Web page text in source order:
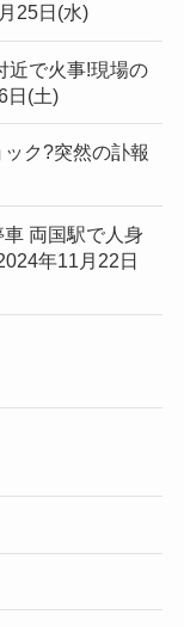
25日(水)
近で火事!現場の
日(土)
ク?突然の訃報
車 両国駅で人身
年11月22日